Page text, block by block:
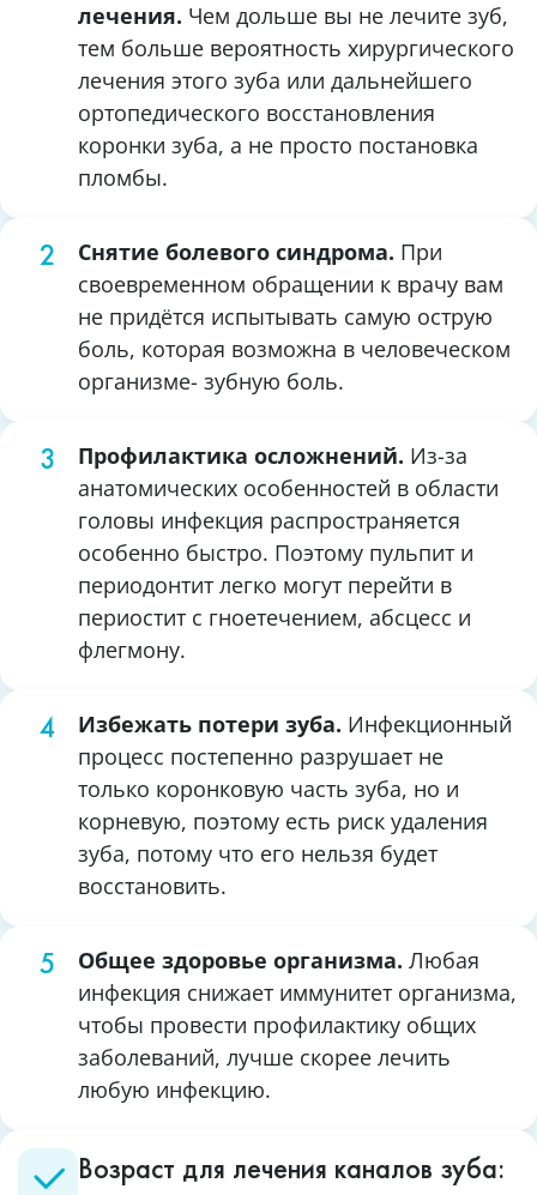
лечения. Чем дольше вы не лечите зуб,
тем больше вероятность хирургического
лечения этого зуба или дальнейшего
ортопедического восстановления
коронки зуба, а не просто постановка
пломбы.
Снятие болевого синдрома. При
своевременном обращении к врачу вам
не придётся испытывать самую острую
боль, которая возможна в человеческом
организме- зубную боль.
Профилактика осложнений. Из-за
анатомических особенностей в области
головы инфекция распространяется
особенно быстро. Поэтому пульпит и
периодонтит легко могут перейти в
периостит с гноетечением, абсцесс и
флегмону.
Избежать потери зуба. Инфекционный
процесс постепенно разрушает не
только коронковую часть зуба, но и
корневую, поэтому есть риск удаления
зуба, потому что его нельзя будет
восстановить.
Общее здоровье организма. Любая
инфекция снижает иммунитет организма,
чтобы провести профилактику общих
заболеваний, лучше скорее лечить
любую инфекцию.
Возраст для лечения каналов зуба: